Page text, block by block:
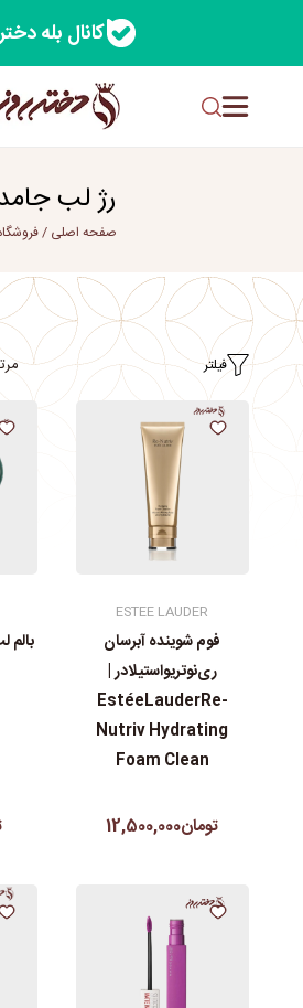
کانال بله
رژ لب
صفحه اصلی /
فیلتر
ESTEE LAUDER
فوم شوینده آبرسان
ری‌نوتریواستیلادر |
EstéeLauderRe-
Nutriv Hydrating
Foam Clean
تومان12,500,000